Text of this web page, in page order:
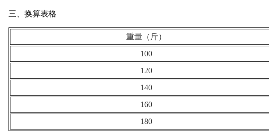
三、换算表格
重量（斤）
100
120
140
160
180